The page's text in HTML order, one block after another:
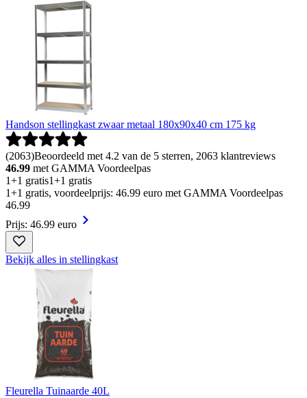
Handson stellingkast zwaar metaal 180x90x40 cm 175 kg
(2063)Beoordeeld met 4.2 van de 5 sterren, 2063 klantreviews
46.99 met GAMMA Voordeelpas
1+1 gratis1+1 gratis
1+1 gratis, voordeelprijs: 46.99 euro met GAMMA Voordeelpas
46.99
Prijs: 46.99 euro
Bekijk alles in stellingkast
Fleurella Tuinaarde 40L